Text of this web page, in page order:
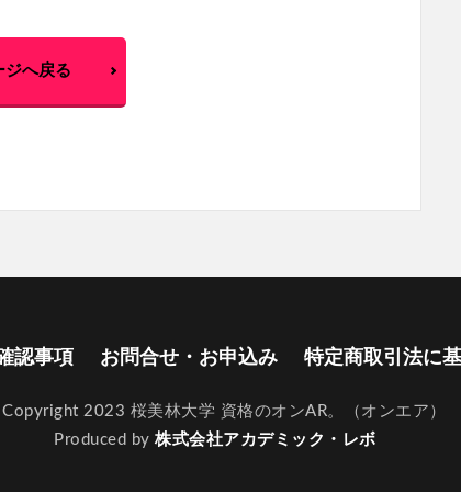
ジへ戻る
認事項 お問合せ・お申込み 特定商取引法に
2023 桜美林大学 資格のオンAR。（オンエア）
Produced by株式会社アカデミック・レボ